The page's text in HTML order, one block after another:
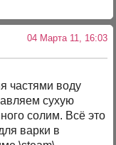
04 Марта 11, 16:03
частями воду
сухую
солим. Всё это
варки в